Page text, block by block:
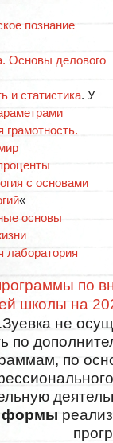
познание
Основы делового
и статистика. У
грамотность.
с основами
«
основы
лаборатория
по
школы на
не
по
по
формы